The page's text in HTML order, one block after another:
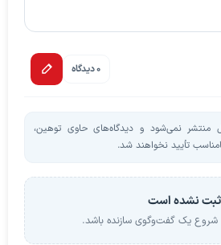
0 دیدگاه
منتشر نمی‌شود و دیدگاه‌های حاوی توهین،
تأیید نخواهند شد.
ثبت نشده است
شروع یک گفت‌وگوی سازنده باشد.